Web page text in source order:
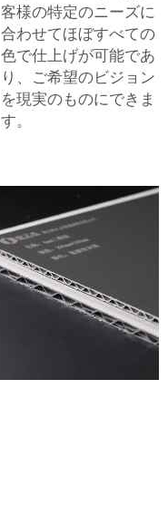
客様の特定のニーズに
合わせてほぼすべての
色で仕上げが可能であ
り、ご希望のビジョン
を現実のものにできま
す。